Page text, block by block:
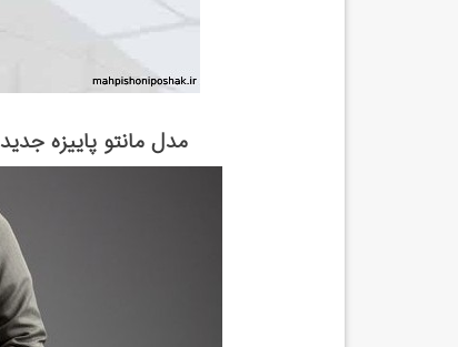
مدل مانتو پاییزه جدید 1401 (اسپرت دخترانه دانشجویی سبک ...